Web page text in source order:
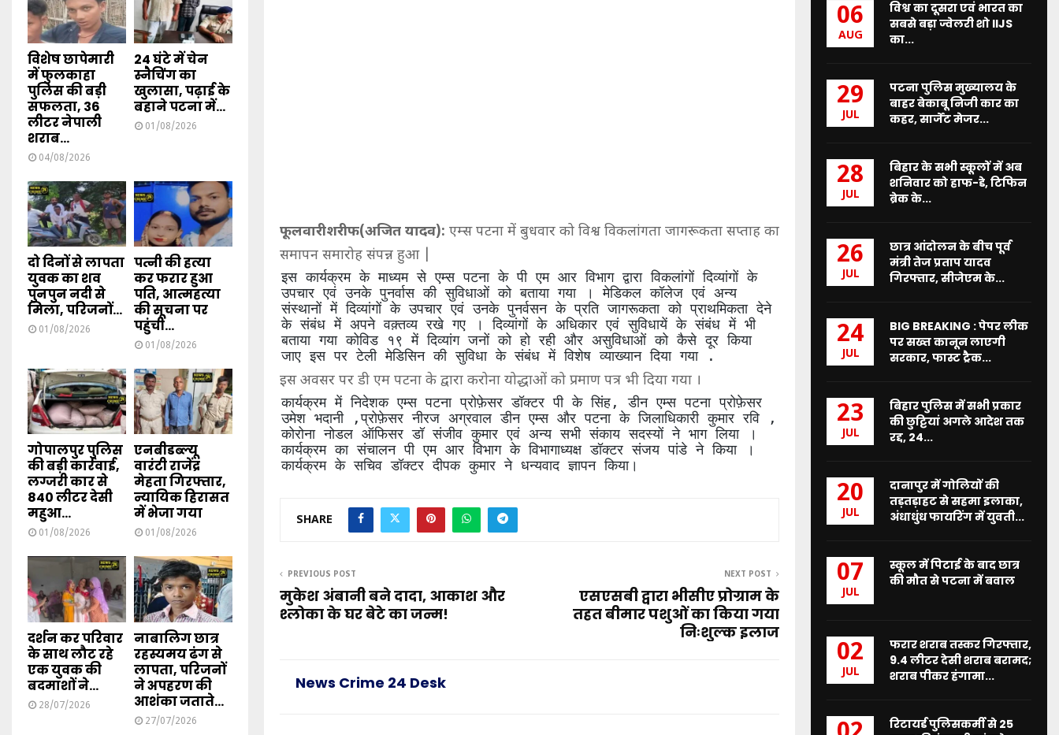
फूलवारीशरीफ(अजित यादव): एम्स पटना में बुधवार को विश्व विकलांगता जागरूकता सप्ताह का
समापन समारोह संपन्न हुआ |
इस कार्यक्रम के माध्यम से एम्स पटना के पी एम आर विभाग द्वारा विकलांगों दिव्यांगों के
उपचार एवं उनके पुनर्वास की सुविधाओं को बताया गया । मेडिकल कॉलेज एवं अन्य
संस्थानों में दिव्यांगों के उपचार एवं उनके पुनर्वसन के प्रति जागरूकता को प्राथमिकता देने
के संबंध में अपने वक़्तव्य रखे गए । दिव्यांगों के अधिकार एवं सुविधायें के संबंध में भी
बताया गया कोविड १९ में दिव्यांग जनों को हो रही और असुविधाओं को कैसे दूर किया
जाए इस पर टेली मेडिसिन की सुविधा के संबंध में विशेष व्याख्यान दिया गया .
इस अवसर पर डी एम पटना के द्वारा करोना योद्धाओं को प्रमाण पत्र भी दिया गया ।
कार्यक्रम में निदेशक एम्स पटना प्रोफ़ेसर डॉक्टर पी के सिंह, डीन एम्स पटना प्रोफ़ेसर
उमेश भदानी ,प्रोफ़ेसर नीरज अग्रवाल डीन एम्स और पटना के जिलाधिकारी कुमार रवि ,
कोरोना नोडल ऑफिसर डॉ संजीव कुमार एवं अन्य सभी संकाय सदस्यों ने भाग लिया ।
कार्यक्रम का संचालन पी एम आर विभाग के विभागाध्यक्ष डॉक्टर संजय पांडे ने किया ।
कार्यक्रम के सचिव डॉक्टर दीपक कुमार ने धन्यवाद ज्ञापन किया।
SHARE
PREVIOUS POST
मुकेश अंबानी बने दादा, आकाश और
श्लोका के घर बेटे का जन्म!
NEXT POST
एसएसबी द्वारा भीसीए प्रोग्राम के
तहत बीमार पशुओं का किया गया
निःशुल्क इलाज
News Crime 24 Desk
विशेष छापेमारी
में फुलकाहा
पुलिस की बड़ी
सफलता, 36
लीटर नेपाली
शराब...
04/08/2026
24 घंटे में चेन
स्नैचिंग का
खुलासा, पढ़ाई के
बहाने पटना में...
01/08/2026
दो दिनों से लापता
युवक का शव
पुनपुन नदी से
मिला, परिजनों...
01/08/2026
पत्नी की हत्या
कर फरार हुआ
पति, आत्महत्या
की सूचना पर
पहुंची...
01/08/2026
गोपालपुर पुलिस
की बड़ी कार्रवाई,
लग्जरी कार से
840 लीटर देसी
महुआ...
01/08/2026
एनबीडब्ल्यू
वारंटी राजेंद्र
मेहता गिरफ्तार,
न्यायिक हिरासत
में भेजा गया
01/08/2026
दर्शन कर परिवार
के साथ लौट रहे
एक युवक की
बदमाशों ने...
28/07/2026
नाबालिग छात्र
रहस्यमय ढंग से
लापता, परिजनों
ने अपहरण की
आशंका जताते...
27/07/2026
06
AUG
विश्व का दूसरा एवं भारत का
सबसे बड़ा ज्वेलरी शो IIJS
का...
29
JUL
पटना पुलिस मुख्यालय के
बाहर बेकाबू निजी कार का
कहर, सार्जेंट मेजर...
28
JUL
बिहार के सभी स्कूलों में अब
शनिवार को हाफ-डे, टिफिन
ब्रेक के...
26
JUL
छात्र आंदोलन के बीच पूर्व
मंत्री तेज प्रताप यादव
गिरफ्तार, सीजेएम के...
24
JUL
BIG BREAKING : पेपर लीक
पर सख्त कानून लाएगी
सरकार, फास्ट ट्रैक...
23
JUL
बिहार पुलिस में सभी प्रकार
की छुट्टियां अगले आदेश तक
रद्द, 24...
20
JUL
दानापुर में गोलियों की
तड़तड़ाहट से सहमा इलाका,
अंधाधुंध फायरिंग में युवती...
07
JUL
स्कूल में पिटाई के बाद छात्र
की मौत से पटना में बवाल
02
JUL
फरार शराब तस्कर गिरफ्तार,
9.4 लीटर देसी शराब बरामद;
शराब पीकर हंगामा...
रिटायर्ड पुलिसकर्मी से 25